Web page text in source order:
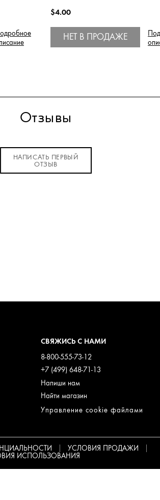
$4.00
НЕТ В ПРОДАЖЕ
Отзывы
НАПИСАТЬ ПЕРВЫЙ
ОТЗЫВ
СВЯЖИСЬ С НАМИ
8-800-555-73-12
+7 (499) 648-71-13
Напиши нам
Найти магазин
Управление cookie файлами
УСЛОВИЯ ПРОДАЖИ
ИСПОЛЬЗОВАНИЯ